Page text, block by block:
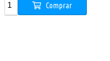
Comprar